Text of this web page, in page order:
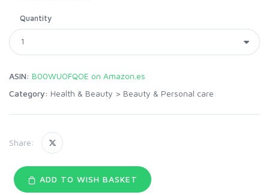
Quantity
ASIN: B00WUOFQOE on Amazon.es
Category: Health & Beauty > Beauty & Personal care
Share:
ADD TO WISH BASKET